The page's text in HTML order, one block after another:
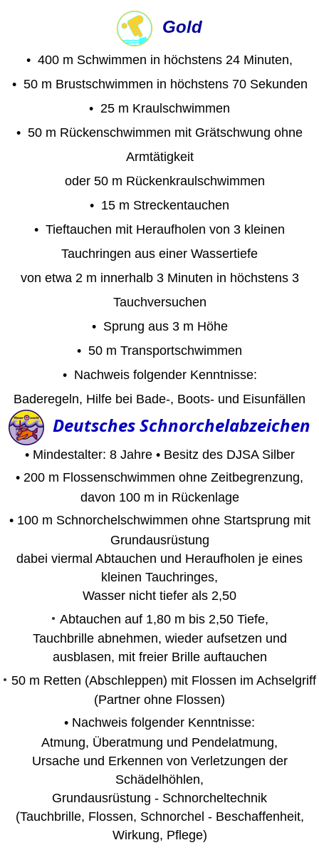
Gold
• 400 m Schwimmen in höchstens 24 Minuten,
• 50 m Brustschwimmen in höchstens 70 Sekunden
• 25 m Kraulschwimmen
• 50 m Rückenschwimmen mit Grätschwung ohne
Armtätigkeit
oder 50 m Rückenkraulschwimmen
• 15 m Streckentauchen
• Tieftauchen mit Heraufholen von 3 kleinen
Tauchringen aus einer Wassertiefe
von etwa 2 m innerhalb 3 Minuten in höchstens 3
Tauchversuchen
• Sprung aus 3 m Höhe
• 50 m Transportschwimmen
• Nachweis folgender Kenntnisse:
Baderegeln, Hilfe bei Bade-, Boots- und Eisunfällen
Deutsches Schnorchelabzeichen
• Mindestalter: 8 Jahre • Besitz des DJSA Silber
• 200 m Flossenschwimmen ohne Zeitbegrenzung,
davon 100 m in Rückenlage
• 100 m Schnorchelschwimmen ohne Startsprung mit
Grundausrüstung
dabei viermal Abtauchen und Heraufholen je eines
kleinen Tauchringes,
Wasser nicht tiefer als 2,50
• Abtauchen auf 1,80 m bis 2,50 Tiefe,
Tauchbrille abnehmen, wieder aufsetzen und
ausblasen, mit freier Brille auftauchen
• 50 m Retten (Abschleppen) mit Flossen im Achselgriff
(Partner ohne Flossen)
• Nachweis folgender Kenntnisse:
Atmung, Überatmung und Pendelatmung,
Ursache und Erkennen von Verletzungen der
Schädelhöhlen,
Grundausrüstung - Schnorcheltechnik
(Tauchbrille, Flossen, Schnorchel - Beschaffenheit,
Wirkung, Pflege)